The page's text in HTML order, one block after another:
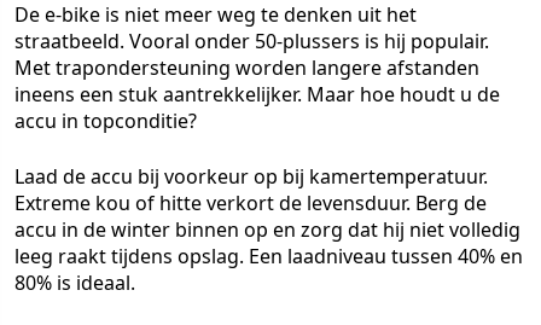
De e-bike is niet meer weg te denken uit het
straatbeeld. Vooral onder 50-plussers is hij populair.
Met trapondersteuning worden langere afstanden
ineens een stuk aantrekkelijker. Maar hoe houdt u de
accu in topconditie?
Laad de accu bij voorkeur op bij kamertemperatuur.
Extreme kou of hitte verkort de levensduur. Berg de
accu in de winter binnen op en zorg dat hij niet volledig
leeg raakt tijdens opslag. Een laadniveau tussen 40% en
80% is ideaal.